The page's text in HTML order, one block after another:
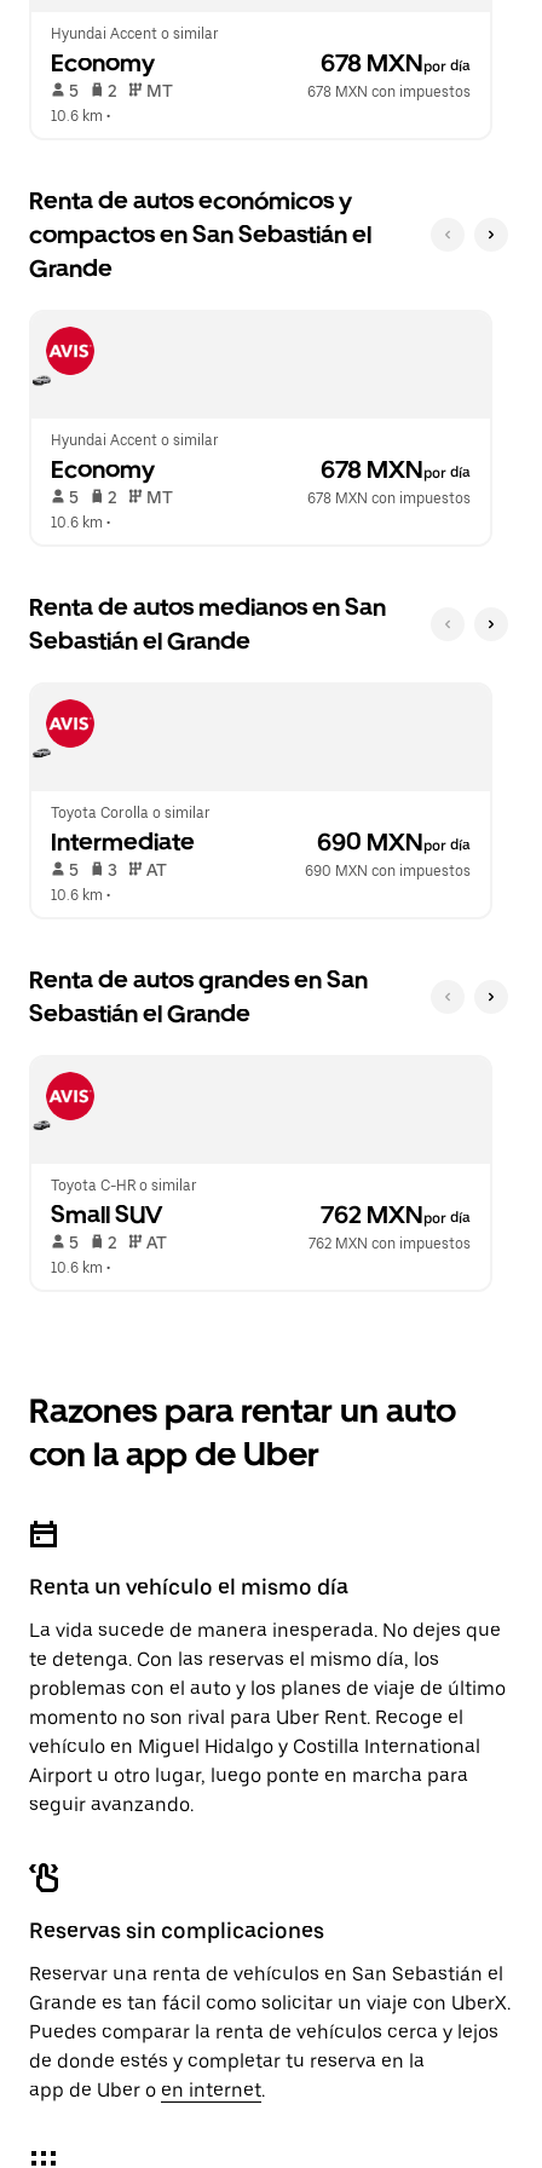
Hyundai Accent o similar
Economy 678 MXNpor día
5 2 MT
678 MXN con impuestos
10.6 km •
Renta de autos económicos y
compactos en San Sebastián el
Grande
Hyundai Accent o similar
Economy 678 MXNpor día
5 2 MT
678 MXN con impuestos
10.6 km •
Renta de autos medianos en San
Sebastián el Grande
Toyota Corolla o similar
Intermediate 690 MXNpor día
5 3 AT
690 MXN con impuestos
10.6 km •
Renta de autos grandes en San
Sebastián el Grande
Toyota C-HR o similar
Small SUV 762 MXNpor día
5 2 AT
762 MXN con impuestos
10.6 km •
Razones para rentar un auto
con la app de Uber
Renta un vehículo el mismo día
La vida sucede de manera inesperada. No dejes que
te detenga. Con las reservas el mismo día, los
problemas con el auto y los planes de viaje de último
momento no son rival para Uber Rent. Recoge el
vehículo en Miguel Hidalgo y Costilla International
Airport u otro lugar, luego ponte en marcha para
seguir avanzando.
Reservas sin complicaciones
Reservar una renta de vehículos en San Sebastián el
Grande es tan fácil como solicitar un viaje con UberX.
Puedes comparar la renta de vehículos cerca y lejos
de donde estés y completar tu reserva en la
app de Uber o en internet.